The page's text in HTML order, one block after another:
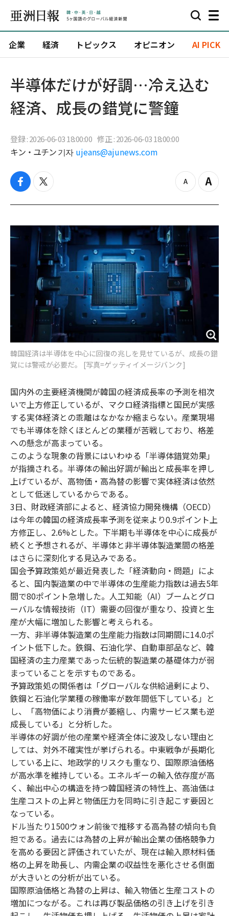
企業 経済 トピックス オピニオン AI PICK
半導体だけが好調…冷え込む
経済、成長の錯覚に警鐘
登録 : 2026-06-03 18:00:00 修正 : 2026-06-03 18:00:00
キン・ユチン 기자 ujeans@ajunews.com
f
c
b
t
i
t
r
z
o
o
u
t
Z
o
i
韓国経済は半導体を中心に回復の兆しを見せているが、成長の錯
覚には警戒が必要だ。 [写真=ゲッティイメージバンク]
国内外の主要経済機関が韓国の経済成長率の予測を相次
いで上方修正しているが、マクロ経済指標と国民が実感
する実体経済との乖離はなかなか縮まらない。産業現場
でも半導体を除くほとんどの業種が苦戦しており、格差
への懸念が高まっている。
このような現象の背景にはいわゆる「半導体錯覚効果」
が指摘される。半導体の輸出好調が輸出と成長率を押し
上げているが、高物価・高為替の影響で実体経済は依然
として低迷しているからである。
3日、財政経済部によると、経済協力開発機構（OECD）
は今年の韓国の経済成長率予測を従来より0.9ポイント上
方修正し、2.6%とした。下半期も半導体を中心に成長が
続くと予想されるが、半導体と非半導体製造業間の格差
はさらに深刻化する見込みである。
国会予算政策処が最近発表した「経済動向・問題」によ
ると、国内製造業の中で半導体の生産能力指数は過去5年
間で80ポイント急増した。人工知能（AI）ブームとグロ
ーバルな情報技術（IT）需要の回復が重なり、投資と生
産が大幅に増加した影響と考えられる。
一方、非半導体製造業の生産能力指数は同期間に14.0ポ
イント低下した。鉄鋼、石油化学、自動車部品など、韓
国経済の主力産業であった伝統的製造業の基礎体力が弱
まっていることを示すものである。
予算政策処の関係者は「グローバルな供給過剰により、
鉄鋼と石油化学業種の稼働率が数年間低下している」と
し、「高物価により消費が萎縮し、内需サービス業も逆
成長している」と分析した。
半導体の好調が他の産業や経済全体に波及しない理由と
しては、対外不確実性が挙げられる。中東戦争が長期化
している上に、地政学的リスクも重なり、国際原油価格
が高水準を維持している。エネルギーの輸入依存度が高
く、輸出中心の構造を持つ韓国経済の特性上、高油価は
生産コストの上昇と物価圧力を同時に引き起こす要因と
なっている。
ドル当たり1500ウォン前後で推移する高為替の傾向も負
担である。過去には為替の上昇が輸出企業の価格競争力
を高める要因と評価されていたが、現在は輸入原材料価
格の上昇を助長し、内需企業の収益性を悪化させる側面
が大きいとの分析が出ている。
国際原油価格と為替の上昇は、輸入物価と生産コストの
増加につながる。これは再び製品価格の引き上げを引き